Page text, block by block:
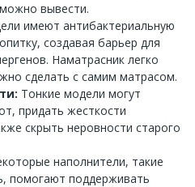
вывести.
имеют антибактериальную
создавая барьер для
Наматрасник легко
сделать с самим матрасом.
Тонкие модели могут
придать жесткости
скрыть неровности старого
наполнители, такие
помогают поддерживать